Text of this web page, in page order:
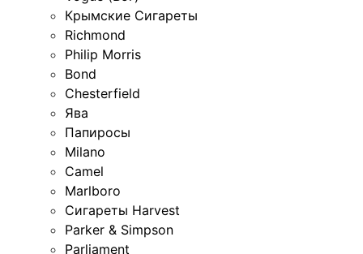
Крымские Сигареты
Richmond
Philip Morris
Bond
Chesterfield
Ява
Папиросы
Milano
Camel
Marlboro
Сигареты Harvest
Parker & Simpson
Parliament